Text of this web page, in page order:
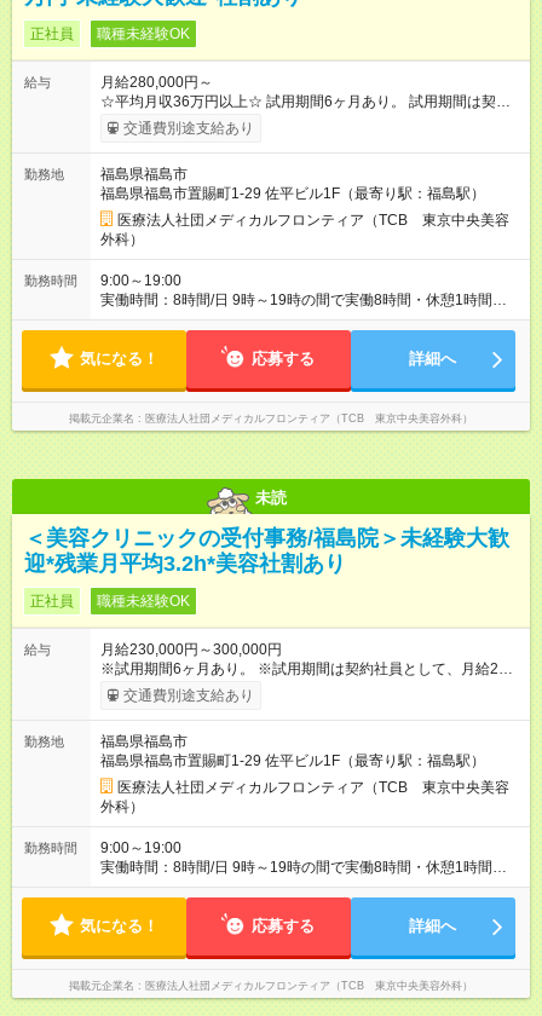
正社員 職種未経験OK
給与
月給280,000円～
☆平均月収36万円以上☆ 試用期間6ヶ月あり。 試用期間は契約
社員として、月給26万円となります。 ＜試用期間終了後＞ 月給
28万円+インセンティブ（平均8万円）+残業代等 ＝平均月収36
次昇給制度アリ】 年次昇給制度で毎年月給が上がっていくので
役職につかない場合でもしっかり昇給♪ 【試用期間】試用期間あ
り 試用期間の長さ：6ヶ月 ※ 雇用形態と給与に、本採用時と異
なる部分があります。 雇用形態：中途採用（契約社員） 給与：
月給 260,000円以上
交通費別途支給あり
勤務地
福島県福島市
福島県福島市置賜町1-29 佐平ビル1F（最寄り駅：福島駅）
医療法人社団メディカルフロンティア（TCB 東京中央美容
外科）
勤務時間
9:00～19:00
実働時間：8時間/日 9時～19時の間で実働8時間・休憩1時間
【残業ほぼ無し！】 残業月平均2.6時間のため、ほぼ毎日定時で
気になる！ 応募する 詳細へ
掲載元企業名 医療法人社団メディカルフロンティア（TCB 東京中央美容外科）
未読
＜美容クリニックの受付事務/福島院＞未経験大歓
迎*残業月平均3.2h*美容社割あり
正社員 職種未経験OK
給与
月給230,000円～300,000円
※試用期間6ヶ月あり。 ※試用期間は契約社員として、月給21万
円＋各種手当となります。 ※想定年収には賞与を含みます。 ◆
残業手当は1分単位で全額支給 【試用期間】試用期間あり 試用
があります。 雇用形態：中途採用（契約社員） 給与：月
給 210,000円以上
交通費別途支給あり
勤務地
福島県福島市
福島県福島市置賜町1-29 佐平ビル1F（最寄り駅：福島駅）
医療法人社団メディカルフロンティア（TCB 東京中央美容
外科）
勤務時間
9:00～19:00
実働時間：8時間/日 9時～19時の間で実働8時間・休憩1時間
（クリニックにより9:00~18:00or10:00~19:00勤務） 【残業ほ
ィナーの予定を入れたり、お買い物、ピラティスのレッスンな
境です。
気になる！ 応募する 詳細へ
掲載元企業名 医療法人社団メディカルフロンティア（TCB 東京中央美容外科）